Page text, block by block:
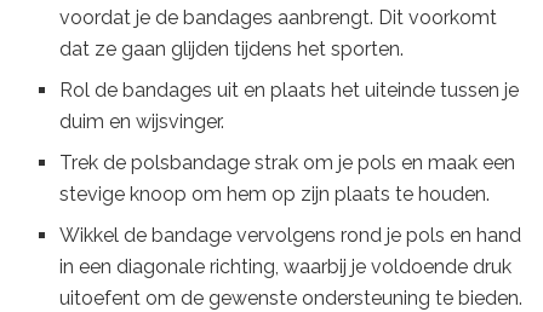
voordat je de bandages aanbrengt. Dit voorkomt
dat ze gaan glijden tijdens het sporten.
Rol de bandages uit en plaats het uiteinde tussen je
duim en wijsvinger.
Trek de polsbandage strak om je pols en maak een
stevige knoop om hem op zijn plaats te houden.
Wikkel de bandage vervolgens rond je pols en hand
in een diagonale richting, waarbij je voldoende druk
uitoefent om de gewenste ondersteuning te bieden.